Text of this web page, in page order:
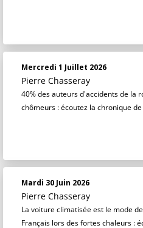
Mercredi 1 Juillet 2026
Pierre Chasseray
40% des auteurs d'accidents de la
chômeurs : écoutez la chronique
Mardi 30 Juin 2026
Pierre Chasseray
La voiture climatisée est le mode
Français lors des fortes chaleurs :